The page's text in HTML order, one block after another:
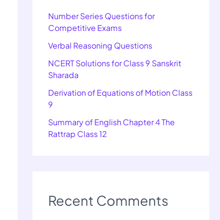
Number Series Questions for
Competitive Exams
Verbal Reasoning Questions
NCERT Solutions for Class 9 Sanskrit
Sharada
Derivation of Equations of Motion Class
9
Summary of English Chapter 4 The
Rattrap Class 12
Recent Comments